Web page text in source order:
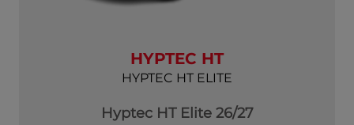
HYPTEC HT
HYPTEC HT ELITE
Hyptec HT Elite 26/27